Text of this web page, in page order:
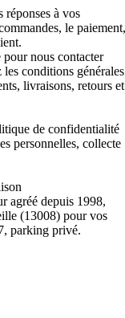
réponses à vos
le paiement,
nous contacter
les conditions générales
livraisons, retours et
de confidentialité
personnelles, collecte
agréé depuis 1998,
(13008) pour vos
parking privé.